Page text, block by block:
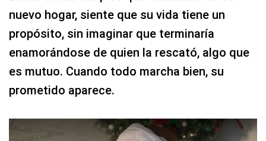
nuevo hogar, siente que su vida tiene un
propósito, sin imaginar que terminaría
enamorándose de quien la rescató, algo que
es mutuo. Cuando todo marcha bien, su
prometido aparece.